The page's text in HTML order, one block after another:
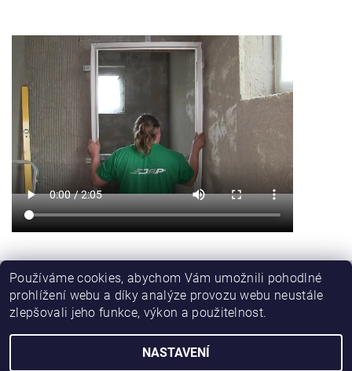
Stavební pouzdra JAP posuvné dveře | Skleněné dveře
Dveře Jelínek, schody a zábradlí
Používáme cookies, abychom Vám umožnili pohodlné
prohlížení webu a díky analýze provozu webu neustále
zlepšovali jeho funkce, výkon a použitelnost.
NASTAVENÍ